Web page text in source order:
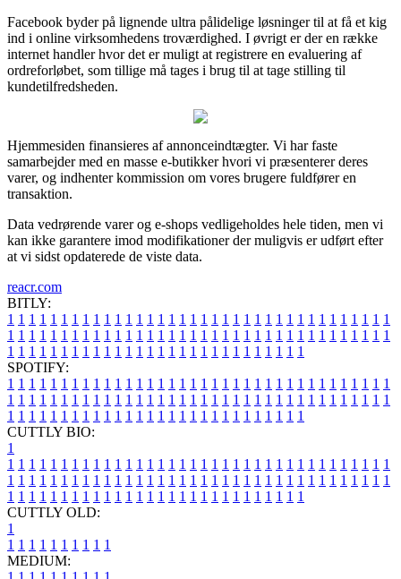
Facebook byder på lignende ultra pålidelige løsninger til at få et kig
ind i online virksomhedens troværdighed. I øvrigt er der en række
internet handler hvor det er muligt at registrere en evaluering af
ordreforløbet, som tillige må tages i brug til at tage stilling til
kundetilfredsheden.
Hjemmesiden finansieres af annonceindtægter. Vi har faste
samarbejder med en masse e-butikker hvori vi præsenterer deres
varer, og indhenter kommission om vores brugere fuldfører en
transaktion.
Data vedrørende varer og e-shops vedligeholdes hele tiden, men vi
kan ikke garantere imod modifikationer der muligvis er udført efter
at vi sidst opdaterede de viste data.
reacr.com
BITLY:
1 1 1 1 1 1 1 1 1 1 1 1 1 1 1 1 1 1 1 1 1 1 1 1 1 1 1 1 1 1 1 1 1 1 1 1
1 1 1 1 1 1 1 1 1 1 1 1 1 1 1 1 1 1 1 1 1 1 1 1 1 1 1 1 1 1 1 1 1 1 1 1
1 1 1 1 1 1 1 1 1 1 1 1 1 1 1 1 1 1 1 1 1 1 1 1 1 1 1 1
SPOTIFY:
1 1 1 1 1 1 1 1 1 1 1 1 1 1 1 1 1 1 1 1 1 1 1 1 1 1 1 1 1 1 1 1 1 1 1 1
1 1 1 1 1 1 1 1 1 1 1 1 1 1 1 1 1 1 1 1 1 1 1 1 1 1 1 1 1 1 1 1 1 1 1 1
1 1 1 1 1 1 1 1 1 1 1 1 1 1 1 1 1 1 1 1 1 1 1 1 1 1 1 1
CUTTLY BIO:
1
1 1 1 1 1 1 1 1 1 1 1 1 1 1 1 1 1 1 1 1 1 1 1 1 1 1 1 1 1 1 1 1 1 1 1 1
1 1 1 1 1 1 1 1 1 1 1 1 1 1 1 1 1 1 1 1 1 1 1 1 1 1 1 1 1 1 1 1 1 1 1 1
1 1 1 1 1 1 1 1 1 1 1 1 1 1 1 1 1 1 1 1 1 1 1 1 1 1 1 1
CUTTLY OLD:
1
1 1 1 1 1 1 1 1 1 1
MEDIUM: